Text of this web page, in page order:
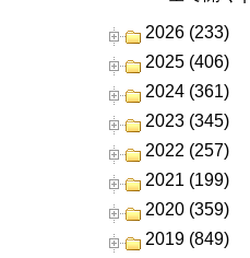
2026 (233)
2025 (406)
2024 (361)
2023 (345)
2022 (257)
2021 (199)
2020 (359)
2019 (849)